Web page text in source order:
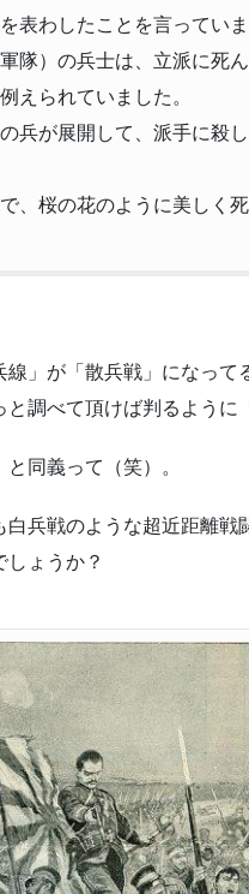
表わしたことを言っていま
隊）の兵士は、立派に死
えられていました。
の兵が展開して、派手に殺
、桜の花のように美しく
」が「散兵戦」になって
と調べて頂けば判るように
同義って（笑）。
兵戦のような超近距離
ょうか？